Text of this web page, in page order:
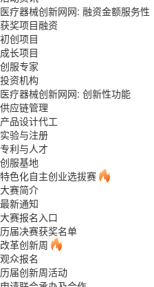
医疗器械创新网网: 融资金额服务性
获奖项目融资
初创项目
成长项目
创服专家
投资机构
医疗器械创新网网: 创新性功能
供应链管理
产品设计代工
实验与注册
专利与人才
创服基地
特色化自主创业选拔赛
大赛简介
最新通知
大赛报名入口
历届决赛获奖名单
改革创新周
观众报名
历届创新周活动